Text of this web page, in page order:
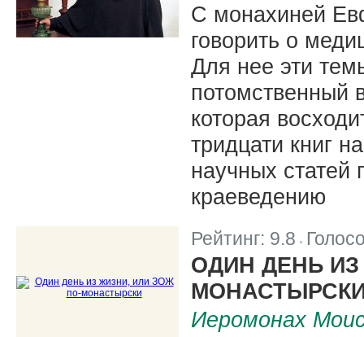
С монахиней
говорить о
Для нее эти
потомственный
которая
тридцати книг
научных статей
краеведению
Рейтинг: 9.8 |
ОДИН ДЕНЬ
Иеромонах